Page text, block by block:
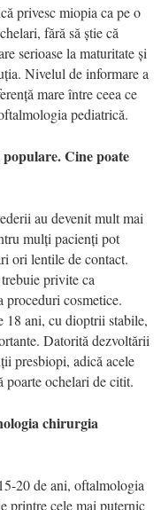
privesc miopia ca pe o
fără să știe că
serioase la maturitate și
Nivelul de informare a
mare între ceea ce
pediatrică.
Cine poate
au devenit mult mai
mulți pacienți pot
ori lentile de contact.
privite ca
proceduri cosmetice.
18 ani, cu dioptrii stabile,
Datorită dezvoltării
presbiopi, adică acele
poarte ochelari de citit.
chirurgia
20 de ani, oftalmologia
printre cele mai puternic